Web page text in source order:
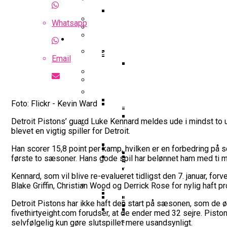
Podcast: Bakken Bears Jagter
Highlights: Finland – Danmark
Gustav Knudsen Efter Sejr Mod
Iffe Lundberg: “Det Er En
Video: August Møller Og
College Er Slut: Frida
Bakken Bears-Stjerne
Bakken Bears Sender
Succesfuld
Dansk Landstræner
FIBA Giver Danmark
Bakkens Supertalent
Champions League
16-Årige Noah
EuroCup
Interview Med Allan Foss:
Emilie Hesseldal Stopper
Torsdag Jagter Noah
FIBA World Cup
Interview Med Allan
VM 2023 All-Second
Olympiske Lege
Øvrig dansk basket
Ungdomspokalfinalerne:
Guides
Basketball odds
Whatsapp
Email
Foto: Flickr - Kevin Ward
Detroit Pistons’ guard Luke Kennard meldes ude i mindst
blevet en vigtig spiller for Detroit.
Han scorer 15,8 point per kamp, hvilken er en forbedring
første to sæsoner. Hans gode spil har belønnet ham med ti
Kennard, som vil blive re-evalueret tidligst den 7. januar,
Blake Griffin, Christian Wood og Derrick Rose for nylig haft
Detroit Pistons har ikke haft den start på sæsonen, som de
fivethirtyeight.com forudser, at de ender med 32 sejre.
selvfølgelig kun gøre slutspillet mere usandsynligt.